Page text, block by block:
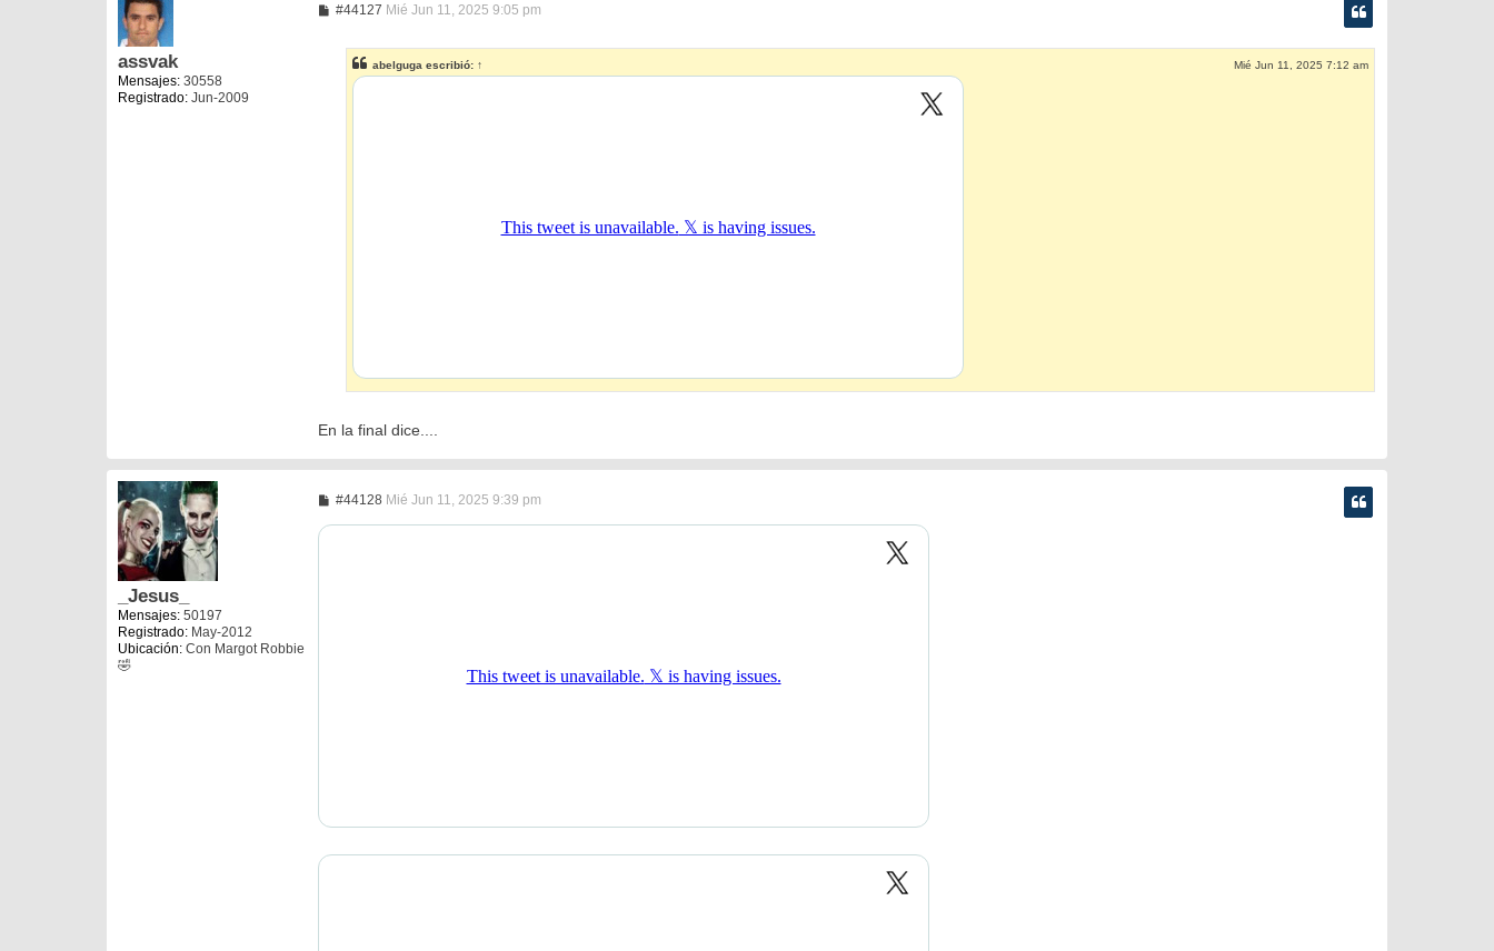
assvak
Mensajes: 30558
Registrado: Jun-2009
#44127M
a
Mié Jun 11, 2025 9:05 pm
abelguga escribió: ↑ Mié Jun 11, 2025 7:12 am
En la final dice....
_Jesus_
Mensajes: 50197
Registrado: May-2012
Ubicación: Con Margot Robbie
🤣
#44128M
n
Mié Jun 11, 2025 9:39 pm